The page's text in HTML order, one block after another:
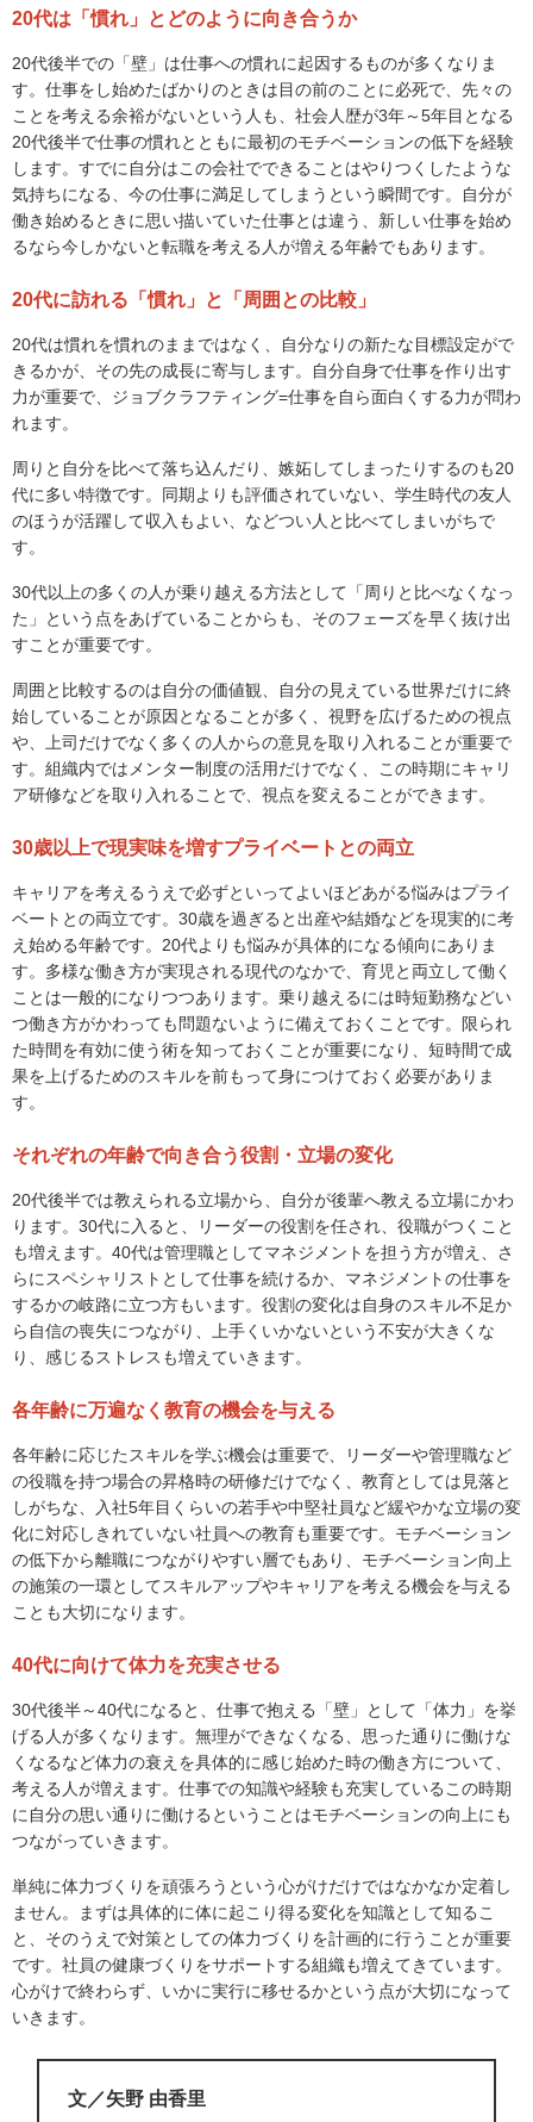
20代は「慣れ」とどのように向き合うか
20代後半での「壁」は仕事への慣れに起因するものが多くなりま
す。仕事をし始めたばかりのときは目の前のことに必死で、先々の
ことを考える余裕がないという人も、社会人歴が3年～5年目となる
20代後半で仕事の慣れとともに最初のモチベーションの低下を経験
します。すでに自分はこの会社でできることはやりつくしたような
気持ちになる、今の仕事に満足してしまうという瞬間です。自分が
働き始めるときに思い描いていた仕事とは違う、新しい仕事を始め
るなら今しかないと転職を考える人が増える年齢でもあります。
20代に訪れる「慣れ」と「周囲との比較」
20代は慣れを慣れのままではなく、自分なりの新たな目標設定がで
きるかが、その先の成長に寄与します。自分自身で仕事を作り出す
力が重要で、ジョブクラフティング=仕事を自ら面白くする力が問わ
れます。
周りと自分を比べて落ち込んだり、嫉妬してしまったりするのも20
代に多い特徴です。同期よりも評価されていない、学生時代の友人
のほうが活躍して収入もよい、などつい人と比べてしまいがちで
す。
30代以上の多くの人が乗り越える方法として「周りと比べなくなっ
た」という点をあげていることからも、そのフェーズを早く抜け出
すことが重要です。
周囲と比較するのは自分の価値観、自分の見えている世界だけに終
始していることが原因となることが多く、視野を広げるための視点
や、上司だけでなく多くの人からの意見を取り入れることが重要で
す。組織内ではメンター制度の活用だけでなく、この時期にキャリ
ア研修などを取り入れることで、視点を変えることができます。
30歳以上で現実味を増すプライベートとの両立
キャリアを考えるうえで必ずといってよいほどあがる悩みはプライ
ベートとの両立です。30歳を過ぎると出産や結婚などを現実的に考
え始める年齢です。20代よりも悩みが具体的になる傾向にありま
す。多様な働き方が実現される現代のなかで、育児と両立して働く
ことは一般的になりつつあります。乗り越えるには時短勤務などい
つ働き方がかわっても問題ないように備えておくことです。限られ
た時間を有効に使う術を知っておくことが重要になり、短時間で成
果を上げるためのスキルを前もって身につけておく必要がありま
す。
それぞれの年齢で向き合う役割・立場の変化
20代後半では教えられる立場から、自分が後輩へ教える立場にかわ
ります。30代に入ると、リーダーの役割を任され、役職がつくこと
も増えます。40代は管理職としてマネジメントを担う方が増え、さ
らにスペシャリストとして仕事を続けるか、マネジメントの仕事を
するかの岐路に立つ方もいます。役割の変化は自身のスキル不足か
ら自信の喪失につながり、上手くいかないという不安が大きくな
り、感じるストレスも増えていきます。
各年齢に万遍なく教育の機会を与える
各年齢に応じたスキルを学ぶ機会は重要で、リーダーや管理職など
の役職を持つ場合の昇格時の研修だけでなく、教育としては見落と
しがちな、入社5年目くらいの若手や中堅社員など緩やかな立場の変
化に対応しきれていない社員への教育も重要です。モチベーション
の低下から離職につながりやすい層でもあり、モチベーション向上
の施策の一環としてスキルアップやキャリアを考える機会を与える
ことも大切になります。
40代に向けて体力を充実させる
30代後半～40代になると、仕事で抱える「壁」として「体力」を挙
げる人が多くなります。無理ができなくなる、思った通りに働けな
くなるなど体力の衰えを具体的に感じ始めた時の働き方について、
考える人が増えます。仕事での知識や経験も充実しているこの時期
に自分の思い通りに働けるということはモチベーションの向上にも
つながっていきます。
単純に体力づくりを頑張ろうという心がけだけではなかなか定着し
ません。まずは具体的に体に起こり得る変化を知識として知るこ
と、そのうえで対策としての体力づくりを計画的に行うことが重要
です。社員の健康づくりをサポートする組織も増えてきています。
心がけで終わらず、いかに実行に移せるかという点が大切になって
いきます。
文／矢野 由香里